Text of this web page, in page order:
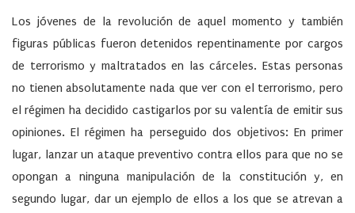
Los jóvenes de la revolución de aquel momento y también
figuras públicas fueron detenidos repentinamente por cargos
de terrorismo y maltratados en las cárceles. Estas personas
no tienen absolutamente nada que ver con el terrorismo, pero
el régimen ha decidido castigarlos por su valentía de emitir sus
opiniones. El régimen ha perseguido dos objetivos: En primer
lugar, lanzar un ataque preventivo contra ellos para que no se
opongan a ninguna manipulación de la constitución y, en
segundo lugar, dar un ejemplo de ellos a los que se atrevan a